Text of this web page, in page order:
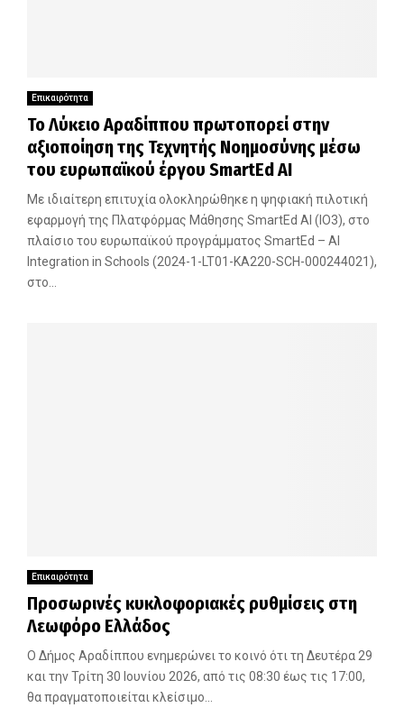
Επικαιρότητα
Το Λύκειο Αραδίππου πρωτοπορεί στην
αξιοποίηση της Τεχνητής Νοημοσύνης μέσω
του ευρωπαϊκού έργου SmartEd AI
Με ιδιαίτερη επιτυχία ολοκληρώθηκε η ψηφιακή πιλοτική
εφαρμογή της Πλατφόρμας Μάθησης SmartEd AI (IO3), στο
πλαίσιο του ευρωπαϊκού προγράμματος SmartEd – AI
Integration in Schools (2024-1-LT01-KA220-SCH-000244021),
στο...
Επικαιρότητα
Προσωρινές κυκλοφοριακές ρυθμίσεις στη
Λεωφόρο Ελλάδος
Ο Δήμος Αραδίππου ενημερώνει το κοινό ότι τη Δευτέρα 29
και την Τρίτη 30 Ιουνίου 2026, από τις 08:30 έως τις 17:00,
θα πραγματοποιείται κλείσιμο...